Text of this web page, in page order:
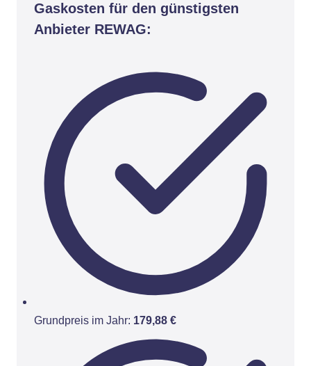
Gaskosten für den günstigsten
Anbieter REWAG:
Grundpreis im Jahr: 179,88 €